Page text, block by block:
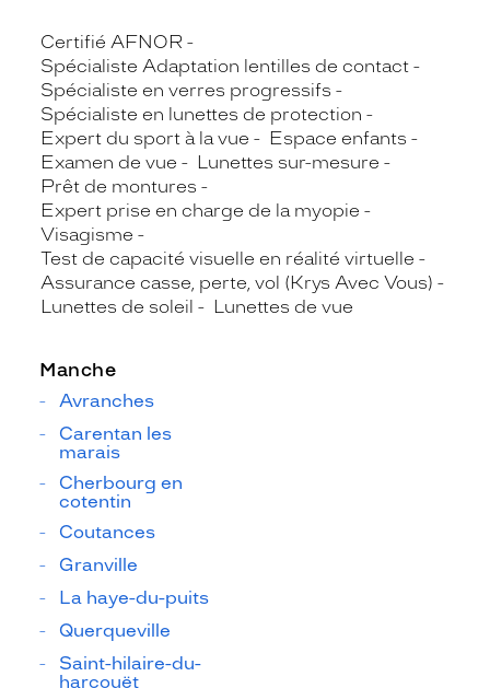
Certifié AFNOR
Spécialiste Adaptation lentilles de contact
Spécialiste en verres progressifs
Spécialiste en lunettes de protection
Expert du sport à la vue
Espace enfants
Examen de vue
Lunettes sur-mesure
Prêt de montures
Expert prise en charge de la myopie
Visagisme
Test de capacité visuelle en réalité virtuelle
Assurance casse, perte, vol (Krys Avec Vous)
Lunettes de soleil
Lunettes de vue
Manche
Avranches
Carentan les
marais
Cherbourg en
cotentin
Coutances
Granville
La haye-du-puits
Querqueville
Saint-hilaire-du-
harcouët